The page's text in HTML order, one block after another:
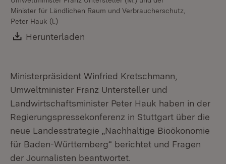
Minister für Ländlichen Raum und Verbraucherschutz,
Peter Hauk (l.)
Download:
Herunterladen
Ministerpräsident Winfried Kretschmann,
Umweltminister Franz Untersteller und
Landwirtschaftsminister Peter Hauk haben in der
Regierungspressekonferenz in Stuttgart über die
neue Landesstrategie „Nachhaltige Bioökonomie
für Baden-Württemberg“ berichtet und Fragen
der Journalisten beantwortet.